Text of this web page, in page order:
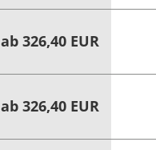
ab 326,40 EUR
ab 326,40 EUR